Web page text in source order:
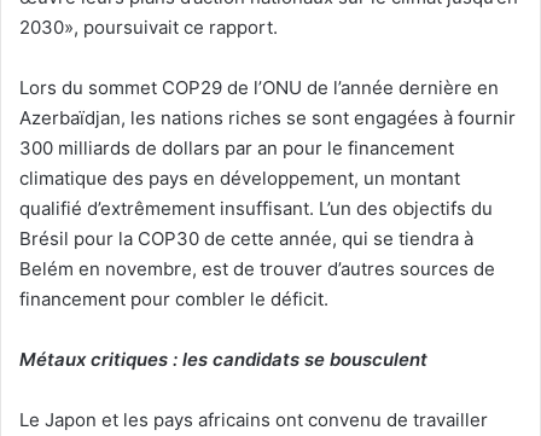
2030», poursuivait ce rapport.
Lors du sommet COP29 de l’ONU de l’année dernière en
Azerbaïdjan, les nations riches se sont engagées à fournir
300 milliards de dollars par an pour le financement
climatique des pays en développement, un montant
qualifié d’extrêmement insuffisant. L’un des objectifs du
Brésil pour la COP30 de cette année, qui se tiendra à
Belém en novembre, est de trouver d’autres sources de
financement pour combler le déficit.
Métaux critiques : les candidats se bousculent
Le Japon et les pays africains ont convenu de travailler